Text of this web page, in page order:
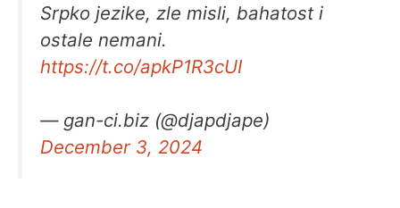
Srpko jezike, zle misli, bahatost i
ostale nemani.
https://t.co/apkP1R3cUI
— gan-ci.biz (@djapdjape)
December 3, 2024